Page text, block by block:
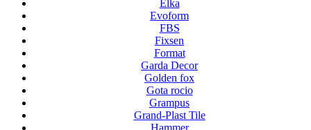
Elka
Evoform
FBS
Fixsen
Format
Garda Decor
Golden fox
Gota rocio
Grampus
Grand-Plast Tile